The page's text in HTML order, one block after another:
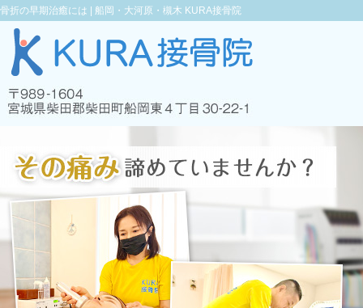
骨折の早期治癒には | 船岡・大河原・槻木 KURA接骨院